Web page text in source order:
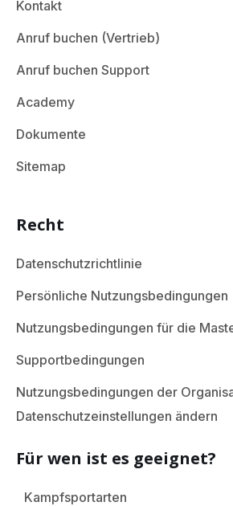
Kontakt
Anruf buchen (Vertrieb)
Anruf buchen Support
Academy
Dokumente
Sitemap
Recht
Datenschutzrichtlinie
Persönliche Nutzungsbedingungen
Nutzungsbedingungen für die
Supportbedingungen
Nutzungsbedingungen der
Datenschutzeinstellungen ändern
Für wen ist es geeignet?
Kampfsportarten